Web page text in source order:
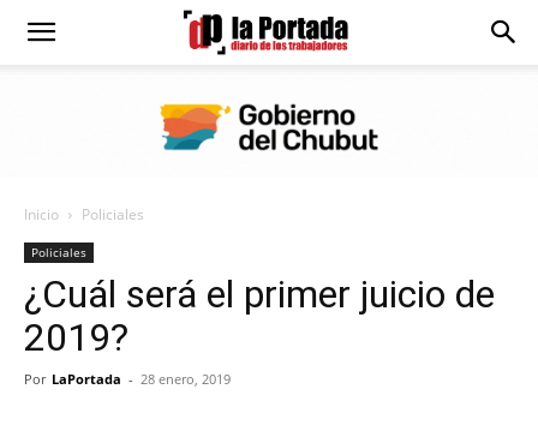
Diario
Portada
Inicio Policiales
Policiales
¿Cuál será el primer juicio de
2019?
Por LaPortada - 28 enero, 2019